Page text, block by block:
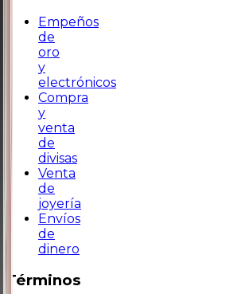
Empeños
de
oro
y
electrónicos
Compra
y
venta
de
divisas
Venta
de
joyería
Envíos
de
dinero
Términos